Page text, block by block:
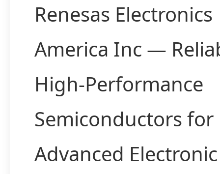
Renesas Electronics
America Inc —
High-Performance
Semiconductors for
Advanced Electronic